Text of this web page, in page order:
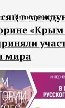
Наши проекты
в
«Крым
мира